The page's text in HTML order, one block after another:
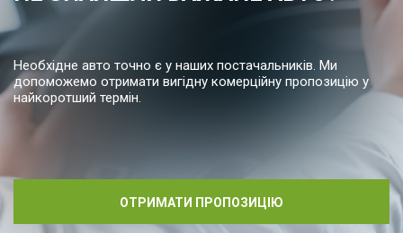
Необхідне авто точно є у наших постачальників. Ми
допоможемо отримати вигідну комерційну пропозицію у
найкоротший термін.
ОТРИМАТИ ПРОПОЗИЦІЮ